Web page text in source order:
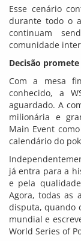
Esse cenário
durante todo o
continuam
comunidade
Decisão
Com a mesa
conhecido, a
aguardado. A
milionária e
Main Event
calendário do
já entra para a
e pela
Agora, todas as
disputa, quando
mundial e
World Series of